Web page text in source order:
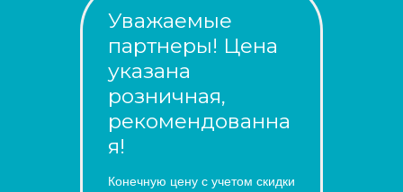
Уважаемые
партнеры! Цена
указана
розничная,
рекомендованна
я!
Конечную цену с учетом скидки